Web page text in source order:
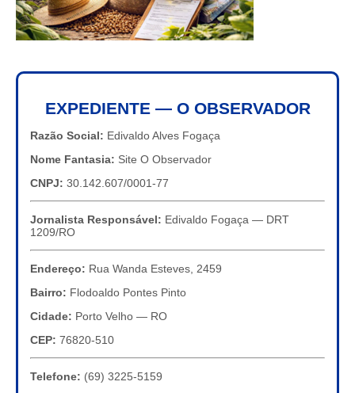
EXPEDIENTE — O OBSERVADOR
Razão Social: Edivaldo Alves Fogaça
Nome Fantasia: Site O Observador
CNPJ: 30.142.607/0001-77
Jornalista Responsável: Edivaldo Fogaça — DRT
1209/RO
Endereço: Rua Wanda Esteves, 2459
Bairro: Flodoaldo Pontes Pinto
Cidade: Porto Velho — RO
CEP: 76820-510
Telefone: (69) 3225-5159